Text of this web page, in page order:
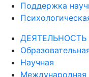
Поддержка
ДЕЯТЕЛЬНОСТЬ
Научная
Международная